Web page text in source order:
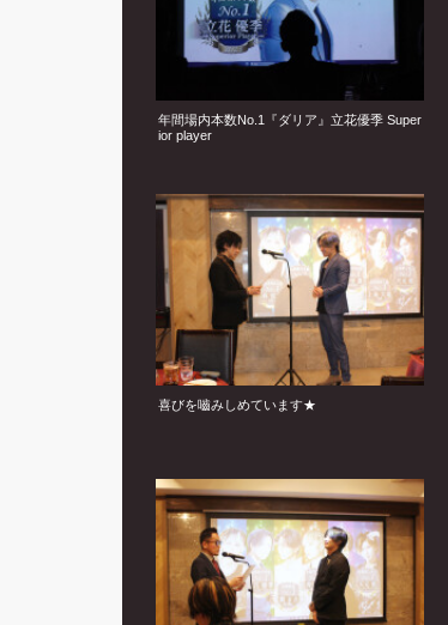
年間場内本数No.1『ダリア』立花優季 Super
ior player
喜びを嚙みしめています★